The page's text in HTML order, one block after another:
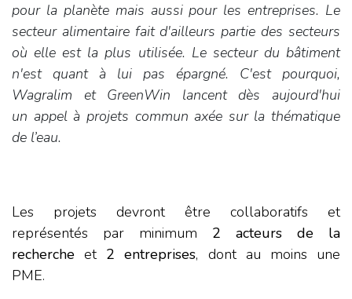
pour la planète mais aussi pour les entreprises. Le
secteur alimentaire fait d'ailleurs partie des secteurs
où elle est la plus utilisée. Le secteur du bâtiment
n'est quant à lui pas épargné. C'est pourquoi,
Wagralim et GreenWin lancent dès aujourd'hui
un appel à projets commun axée sur la thématique
de l’eau.
Les projets devront être collaboratifs et
représentés par minimum 2 acteurs de la
recherche et 2 entreprises, dont au moins une
PME.